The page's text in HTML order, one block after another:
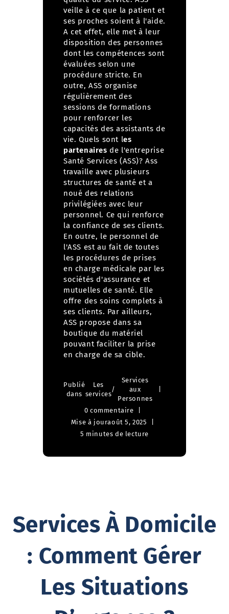
veille à ce que la patient et
ses proches soient à l'aide.
A cet effet, elle met à leur
disposition des personnes
dont les compétences sont
évaluées selon une
procédure stricte. En
outre, ASS organise
régulièrement des
sessions de formations
pour renforcer les
capacités des assistants de
vie. Quels sont les
partenaires de l'entreprise
Santé Services (ASS)?Ass
travaille avec plusieurs
structures de santé et a
noué des relations
privilégiées avec leur
personnel. Ce qui renforce
la confiance de ses clients.
En outre, le personnel de
l'ASS est au fait de toutes
les procédures de prises
en charge médicale par les
sociétés d'assurance et
mutuelles de santé. Elle
offre des soins complets à
ses clients. Par ailleurs,
ASS propose dans sa
boutique du matériel
pouvant faciliter la prise
en charge de sa cible.
Publié
dans
Les
services
/
Services
aux
Personnes
0 commentaire
Mise à jouraoût 5, 2025
5 minutes de lecture
Services À Domicile
: Comment Gérer
Les Situations